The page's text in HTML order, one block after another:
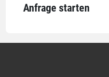
Qualität
Anfrage starten